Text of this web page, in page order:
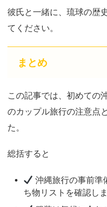
彼氏と一緒に、琉球の歴
てください。
まとめ
この記事では、初めての
のカップル旅行の注意点
た。
総括すると
沖縄旅行の事前準
ち物リストを確認しま